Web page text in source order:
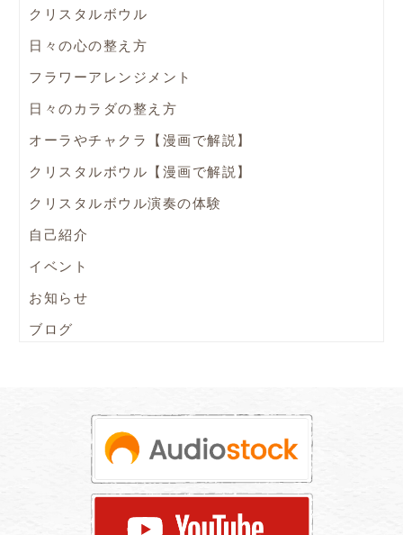
クリスタルボウル
日々の心の整え方
フラワーアレンジメント
日々のカラダの整え方
オーラやチャクラ【漫画で解説】
クリスタルボウル【漫画で解説】
クリスタルボウル演奏の体験
自己紹介
イベント
お知らせ
ブログ